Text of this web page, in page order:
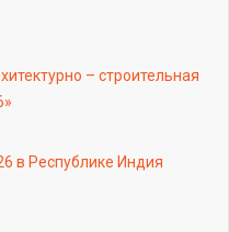
– строительная
в Республике Индия